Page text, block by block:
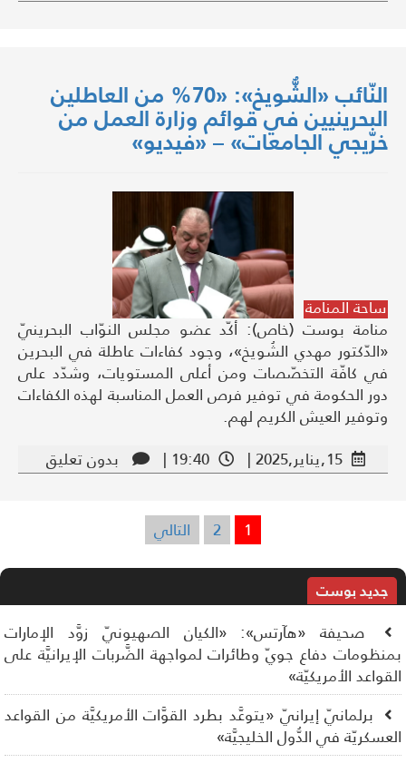
النّائب «الشُّويخ»: «70% من العاطلين
البحرينيين في قوائم وزارة العمل من
خرّيجي الجامعات» – «فيديو»
ساحة المنامة
منامة بوست (خاص): أكّد عضو مجلس النوّاب البحرينيّ
«الدّكتور مهدي الشُويخ»، وجود كفاءات عاطلة في البحرين
في كافّة التخصّصات ومن أعلى المستويات، وشدّد على
دور الحكومة في توفير فرص العمل المناسبة لهذه الكفاءات
وتوفير العيش الكريم لهم.
15,يناير,2025 |
19:40 | بدون تعليق
صفحات
المقالات
التالي
جديد بوست
صحيفة «هآرتس»: «الكيان الصهيونيّ زوَّد الإمارات
دفاع جويّ وطائرات لمواجهة الضَّربات الإيرانيَّة على
الأمريكيّة»
برلمانيّ إيرانيّ «يتوعَّد بطرد القوَّات الأمريكيَّة من القواعد
في الدُّول الخليجيَّة»